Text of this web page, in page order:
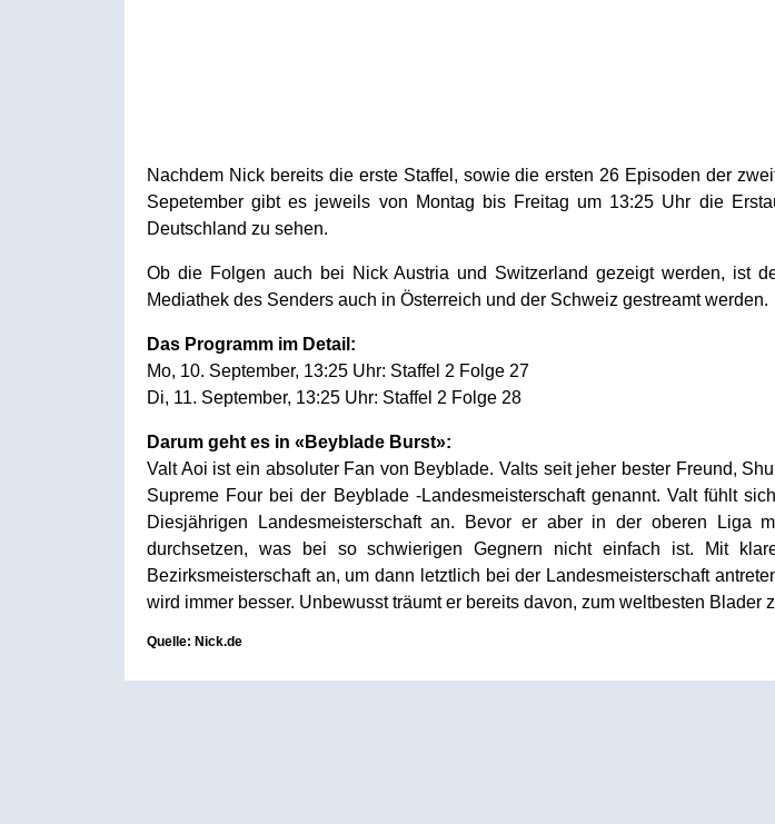
Nachdem Nick bereits die erste Staffel, sowie die ersten 26 Episoden der
Sepetember gibt es jeweils von Montag bis Freitag um 13:25 Uhr die
Deutschland zu sehen.
Ob die Folgen auch bei Nick Austria und Switzerland gezeigt werden, ist
Mediathek des Senders auch in Österreich und der Schweiz gestreamt werden.
Das Programm im Detail:
Mo, 10. September, 13:25 Uhr: Staffel 2 Folge 27
Di, 11. September, 13:25 Uhr: Staffel 2 Folge 28
Darum geht es in «Beyblade Burst»:
Valt Aoi ist ein absoluter Fan von Beyblade. Valts seit jeher bester Freund,
Supreme Four bei der Beyblade -Landesmeisterschaft genannt. Valt fühlt
Diesjährigen Landesmeisterschaft an. Bevor er aber in der oberen Liga
durchsetzen, was bei so schwierigen Gegnern nicht einfach ist. Mit
Bezirksmeisterschaft an, um dann letztlich bei der Landesmeisterschaft
wird immer besser. Unbewusst träumt er bereits davon, zum weltbesten Blader
Quelle: Nick.de